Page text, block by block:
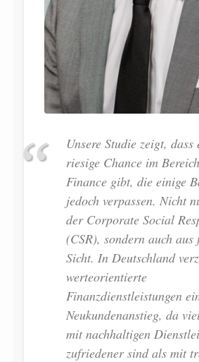
Unsere Studie zeigt, dass
riesige Chance im
Finance gibt, die einige
jedoch verpassen. Nicht
der Corporate Social
(CSR), sondern auch
Sicht. In Deutschland
werteorientierte
Finanzdienstleistungen
Neukundenanstieg, da
mit nachhaltigen
zufriedener sind als mit